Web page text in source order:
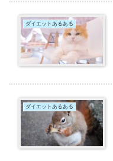
ダイエットあるある
ダイエットあるある